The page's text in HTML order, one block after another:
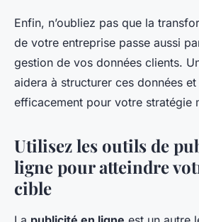
Enfin, n’oubliez pas que la
de votre entreprise passe aussi
gestion de vos données clients.
aidera à structurer ces données
efficacement pour votre stratégie
Utilisez les outils de
ligne pour atteindre
cible